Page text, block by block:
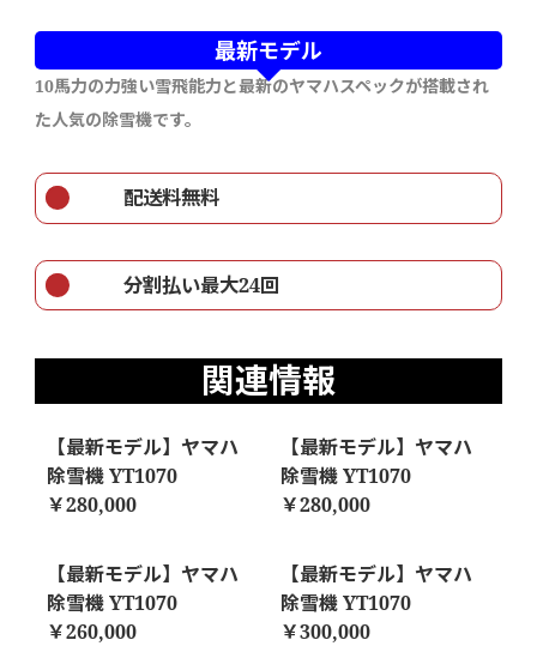
最新モデル
10馬力の力強い雪飛能力と最新のヤマハスペックが搭載され
た人気の除雪機です。
配送料無料
分割払い最大24回
関連情報
【最新モデル】ヤマハ
除雪機 YT1070
￥280,000
【最新モデル】ヤマハ
除雪機 YT1070
￥280,000
【最新モデル】ヤマハ
除雪機 YT1070
￥260,000
【最新モデル】ヤマハ
除雪機 YT1070
￥300,000